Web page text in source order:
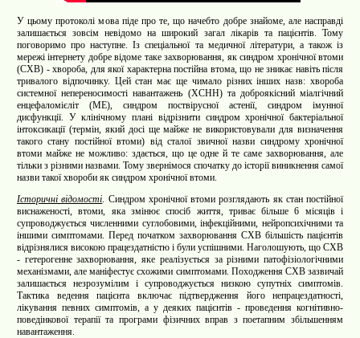
У цьому протоколі мова піде про те, що начебто добре знайоме, але насправді
залишається зовсім невідомо на широкий загал лікарів та пацієнтів. Тому
поговоримо про наступне. Із спеціальної та медичної літератури, а також із
мережі інтернету добре відоме таке захворювання, як синдром хронічної втоми
(СХВ) - хвороба, для якої характерна постійна втома, що не зникає навіть після
тривалого відпочинку. Цей стан має ще чимало різних інших назв: хвороба
системної непереносимості навантажень (ХСНН) та доброякісний міалгічний
енцефаломієліт (МЕ), синдром поствірусної астенії, синдром імунної
дисфункції. У клінічному плані відрізнити синдром хронічної бактеріальної
інтоксикації (термін, який досі ще майже не використовували для визначення
такого стану постійної втоми) від сталої звичної назви синдрому хронічної
втоми майже не можливо: здається, що це одне й те саме захворювання, але
тільки з різними назвами. Тому звернімося спочатку до історії виникнення самої
назви такої хвороби як синдром хронічної втоми.
Історичні відомості . Синдром хронічної втоми розглядають як стан постійної
виснаженості, втоми, яка змінює спосіб життя, триває більше 6 місяців і
супроводжується численними суглобовими, інфекційними, нейропсихічними та
іншими симптомами. Перед початком захворювання СХВ більшість пацієнтів
відрізнялися високою працездатністю і були успішними. Наголошують, що СХВ
- гетерогенне захворювання, яке реалізується за різними патофізіологічними
механізмами, але маніфестує схожими симптомами. Походження СХВ зазвичай
залишається незрозумілим і супроводжується низкою супутніх симптомів.
Тактика ведення пацієнта включає підтвердження його непрацездатності,
лікування певних симптомів, а у деяких пацієнтів - проведення когнітивно-
поведінкової терапії та програми фізичних вправ з поетапним збільшенням
навантаження.